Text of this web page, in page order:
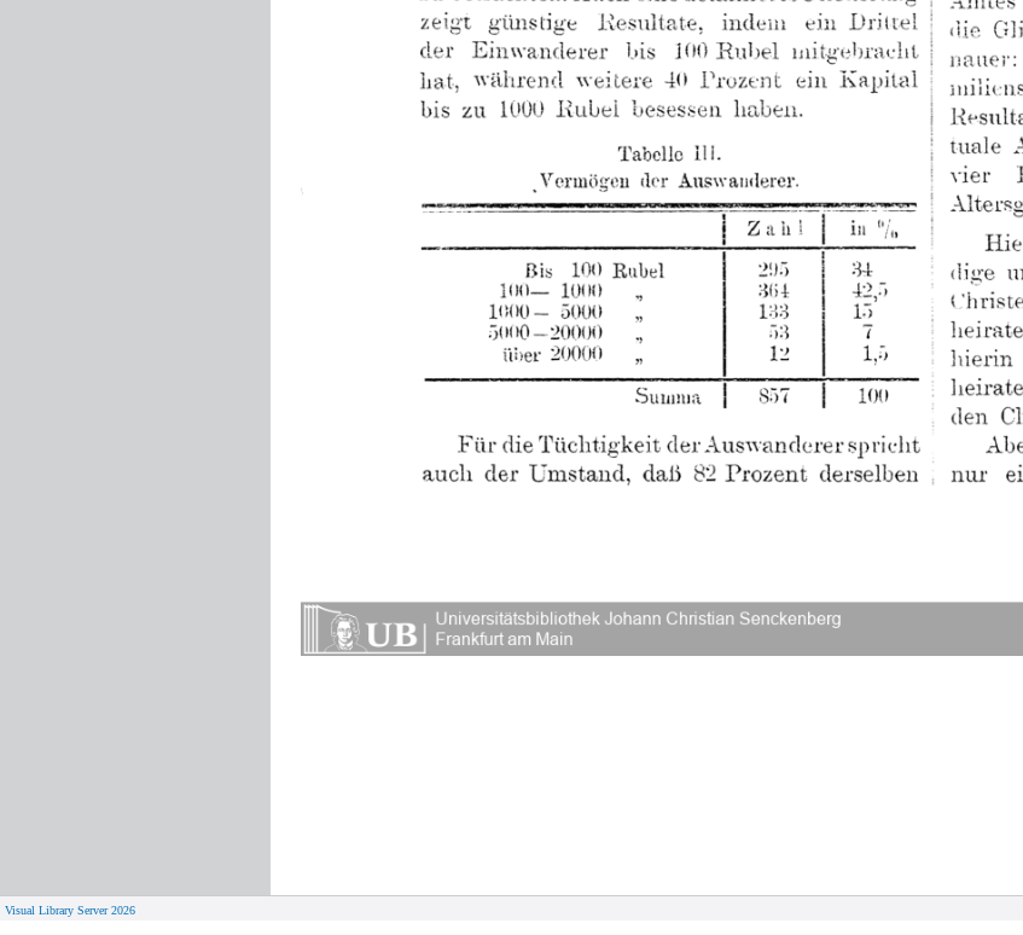
Visual Library Server 2026